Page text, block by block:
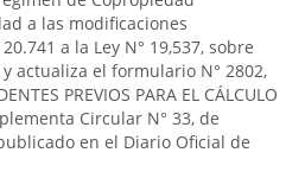
a las modificaciones
a la Ley N° 19,537, sobre
actualiza el formulario N° 2802,
PREVIOS PARA EL CÁLCULO
Circular N° 33, de
en el Diario Oficial de